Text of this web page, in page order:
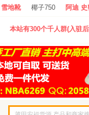
雪地靴 椰子750 阿迪
本站有300个千人群(入驻